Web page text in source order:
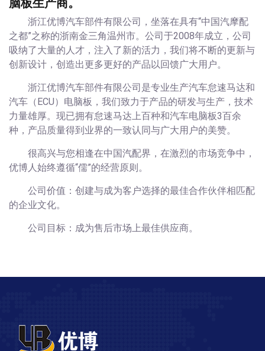
脑板生产商。
浙江优博汽车部件有限公司，坐落在具有“中国汽摩配
之都”之称的浙南金三角温州市。公司于2008年成立，公司
吸纳了大量的人才，注入了新的活力，我们将不断的更新与
创新设计，创造出更多更好的产品以回馈广大用户。
浙江优博汽车部件有限公司是专业生产汽车怠速马达和
汽车（ECU）电脑板，我们致力于产品的研发与生产，技术
力量雄厚。现已拥有怠速马达上百种和汽车电脑板3百余
种，产品质量得到业界的一致认同与广大用户的美赞。
很高兴与您相逢在中国汽配界，在激烈的市场竞争中，
优博人始终遵循“儒”的经营原则。
公司价值：创建与成为客户选择的最佳合作伙伴相匹配
的企业文化。
公司目标：成为售后市场上最佳供应商。